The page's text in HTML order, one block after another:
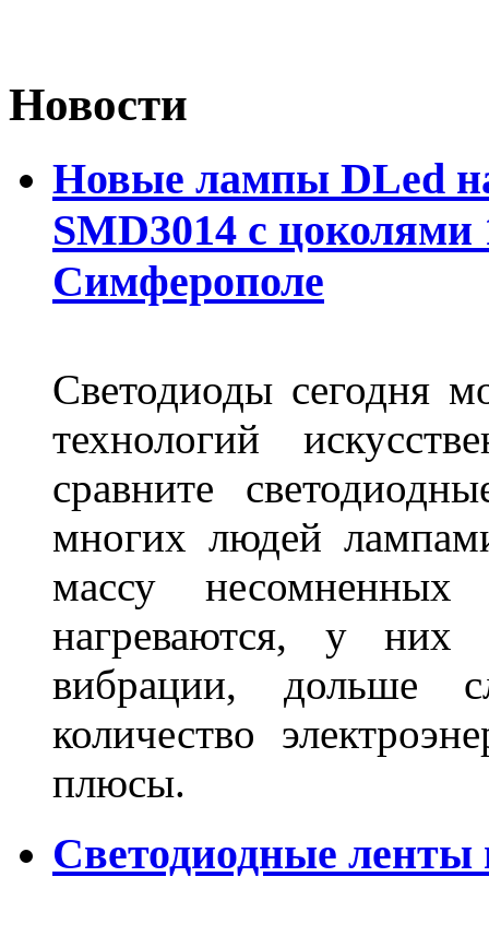
Новости
Новые лампы DLed
SMD3014 с цоколями
Симферополе
Светодиоды сегодня
технологий
сравните
многих людей
массу
нагреваются, у них
вибрации, дольше
количество
плюсы.
Светодиодные